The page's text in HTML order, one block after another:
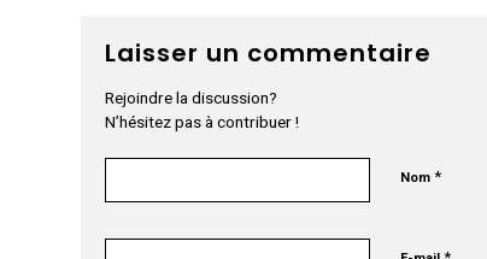
Laisser un commentaire
Rejoindre la discussion?
N’hésitez pas à contribuer !
Nom*